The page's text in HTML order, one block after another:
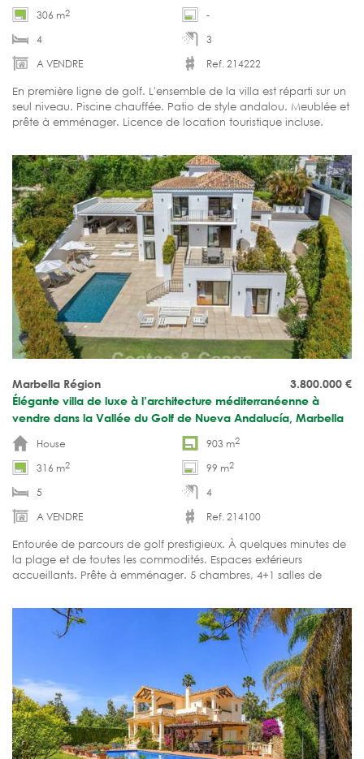
306 m2
-
4
3
A VENDRE
Ref. 214222
En première ligne de golf. L'ensemble de la villa est réparti sur un
seul niveau. Piscine chauffée. Patio de style andalou. Meublée et
prête à emménager. Licence de location touristique incluse.
3.800.000 €
Marbella Région
Élégante villa de luxe à l’architecture méditerranéenne à
vendre dans la Vallée du Golf de Nueva Andalucía, Marbella
House
903 m2
316 m2 99 m2
5
4
A VENDRE
Ref. 214100
Entourée de parcours de golf prestigieux. À quelques minutes de
la plage et de toutes les commodités. Espaces extérieurs
accueillants. Prête à emménager. 5 chambres, 4+1 salles de